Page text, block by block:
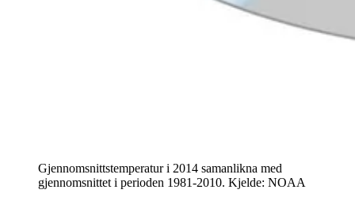
Gjennomsnittstemperatur i 2014 samanlikna med
gjennomsnittet i perioden 1981-2010. Kjelde: NOAA